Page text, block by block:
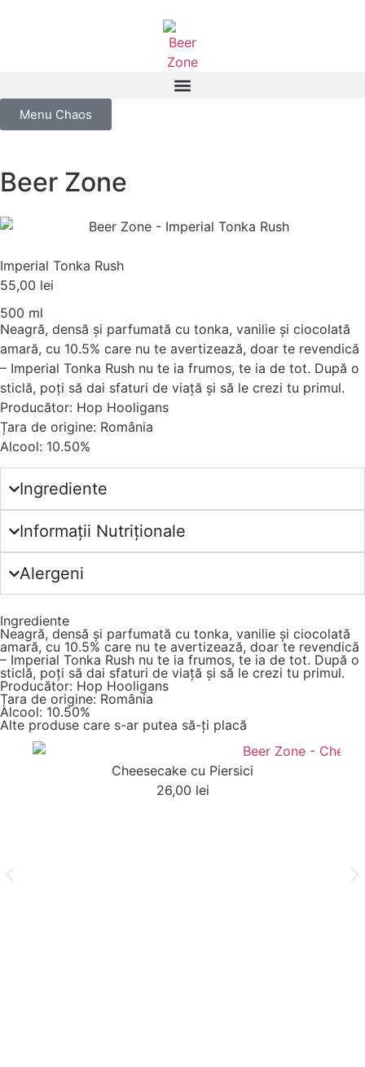
Menu Chaos
Beer Zone
Imperial Tonka Rush
55,00 lei
500 ml
Neagră, densă și parfumată cu tonka, vanilie și ciocolată
amară, cu 10.5% care nu te avertizează, doar te revendică
– Imperial Tonka Rush nu te ia frumos, te ia de tot. După o
sticlă, poți să dai sfaturi de viață și să le crezi tu primul.
Producător: Hop Hooligans
Țara de origine: România
Alcool: 10.50%
Ingrediente
Informații Nutriționale
Alergeni
Ingrediente
Neagră, densă și parfumată cu tonka, vanilie și ciocolată
amară, cu 10.5% care nu te avertizează, doar te revendică
– Imperial Tonka Rush nu te ia frumos, te ia de tot. După o
sticlă, poți să dai sfaturi de viață și să le crezi tu primul.
Producător: Hop Hooligans
Țara de origine: România
Alcool: 10.50%
Alte produse care s-ar putea să-ți placă
Cheesecake cu Piersici
26,00 lei